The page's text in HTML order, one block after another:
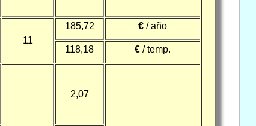
11
185,72 €/ año
118,18 €/ temp.
2,07